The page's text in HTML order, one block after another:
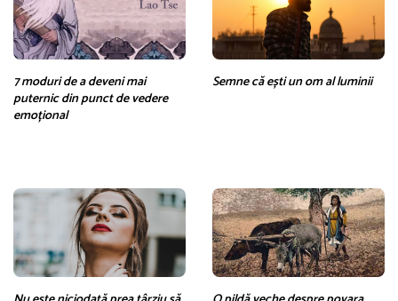
7 moduri de a deveni mai
puternic din punct de vedere
emoțional
Semne că ești un om al luminii